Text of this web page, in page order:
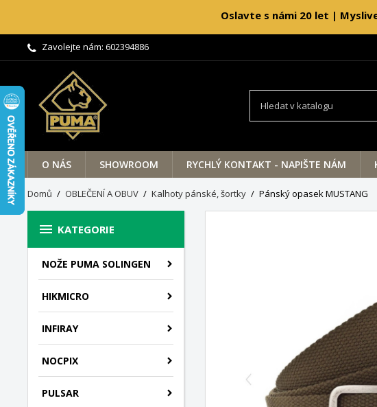
Oslavte s námi 20 let |
Zavolejte nám: 602394886
O NÁS SHOWROOM RYCHLÝ KONTAKT - NAPIŠTE NÁM
Domů OBLEČENÍ A OBUV Kalhoty pánské, šortky Pánský opasek MUSTANG
 KATEGORIE
NOŽE PUMA SOLINGEN
HIKMICRO
INFIRAY
NOCPIX
PULSAR